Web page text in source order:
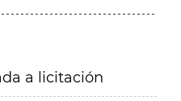
a licitación